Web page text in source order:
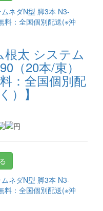
太 システム
（20本/束）
：全国個別配
）】